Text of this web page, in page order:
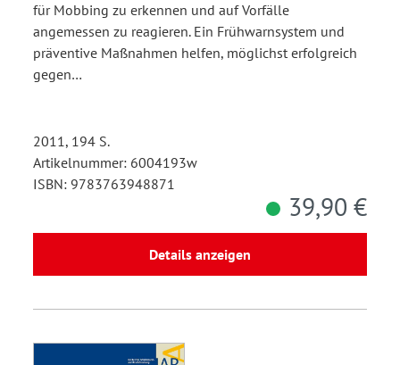
für Mobbing zu erkennen und auf Vorfälle
angemessen zu reagieren. Ein Frühwarnsystem und
präventive Maßnahmen helfen, möglichst erfolgreich
gegen…
2011, 194 S.
Artikelnummer: 6004193w
ISBN: 9783763948871
39,90 €
Details anzeigen